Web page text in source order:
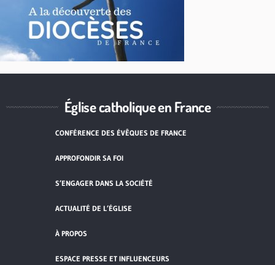
Église catholique en France
CONFÉRENCE DES ÉVÊQUES DE FRANCE
APPROFONDIR SA FOI
S’ENGAGER DANS LA SOCIÉTÉ
ACTUALITÉ DE L’ÉGLISE
À PROPOS
ESPACE PRESSE ET INFLUENCEURS